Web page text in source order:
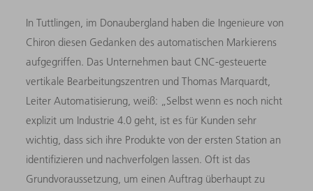
In Tuttlingen, im Donaubergland haben die Ingenieure von
Chiron diesen Gedanken des automatischen Markierens
aufgegriffen. Das Unternehmen baut CNC-gesteuerte
vertikale Bearbeitungszentren und Thomas Marquardt,
Leiter Automatisierung, weiß: „Selbst wenn es noch nicht
explizit um Industrie 4.0 geht, ist es für Kunden sehr
wichtig, dass sich ihre Produkte von der ersten Station an
identifizieren und nachverfolgen lassen. Oft ist das
Grundvoraussetzung, um einen Auftrag überhaupt zu